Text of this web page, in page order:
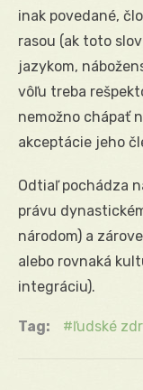
inak povedané,
rasou (ak toto
jazykom,
vôľu treba
nemožno chápať
akceptácie jeho
Odtiaľ pochádza
právu
národom) a
alebo rovnaká
integráciu).
Tag: ľudské